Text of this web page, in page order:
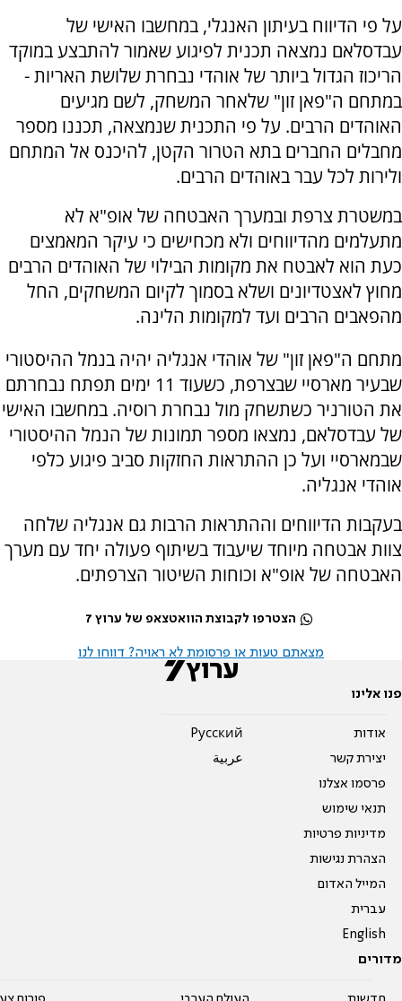
על פי הדיווח בעיתון האנגלי, במחשבו האישי של
עבדסלאם נמצאה תכנית לפיגוע שאמור להתבצע במוקד
הריכוז הגדול ביותר של אוהדי נבחרת שלושת האריות -
במתחם ה"פאן זון" שלאחר המשחק, לשם מגיעים
האוהדים הרבים. על פי התכנית שנמצאה, תכננו מספר
מחבלים החברים בתא הטרור הקטן, להיכנס אל המתחם
ולירות לכל עבר באוהדים הרבים.
במשטרת צרפת ובמערך האבטחה של אופ"א לא
מתעלמים מהדיווחים ולא מכחישים כי עיקר המאמצים
כעת הוא לאבטח את מקומות הבילוי של האוהדים הרבים
מחוץ לאצטדיונים ושלא בסמוך לקיום המשחקים, החל
מהפאבים הרבים ועד למקומות הלינה.
מתחם ה"פאן זון" של אוהדי אנגליה יהיה בנמל ההיסטורי
שבעיר מארסיי שבצרפת, כשעוד 11 ימים תפתח נבחרתם
את הטורניר כשתשחק מול נבחרת רוסיה. במחשבו האישי
של עבדסלאם, נמצאו מספר תמונות של הנמל ההיסטורי
שבמארסיי ועל כן ההתראות החזקות סביב פיגוע כלפי
אוהדי אנגליה.
בעקבות הדיווחים וההתראות הרבות גם אנגליה שלחה
צוות אבטחה מיוחד שיעבוד בשיתוף פעולה יחד עם מערך
האבטחה של אופ"א וכוחות השיטור הצרפתים.
הצטרפו לקבוצת הוואטצאפ של ערוץ 7
מצאתם טעות או פרסומת לא ראויה? דווחו לנו
פנו אלינו
אודות
יצירת קשר
פרסמו אצלנו
תנאי שימוש
מדיניות פרטיות
הצהרת נגישות
המייל האדום
עברית
English
Pусский
عربية
מדורים